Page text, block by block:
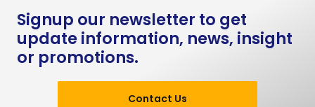
Signup our newsletter to get
update information, news, insight
or promotions.
Contact Us